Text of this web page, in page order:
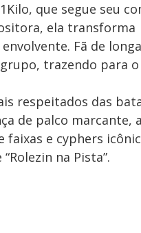
que segue seu
ela transforma
Fã de
trazendo para
respeitados das
de palco marcante,
e cyphers
na Pista”.